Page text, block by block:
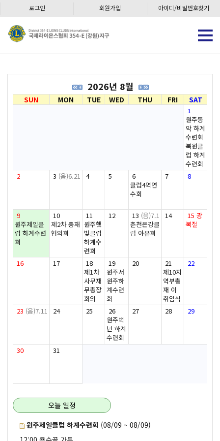
로그인 회원가입 아이디/비밀번호찾기
2026년 8월
SUN MON TUE WED THU FRI SAT
1
원주동
악 하계
수련회
북원클
럽 하계
수련회
2
3 (음)6.21 4 5
6
클럽4역연
수회
7 8
9
원주제일클
럽 하계수련
회
10
제2차 총재
협의회
11
원주햇
빛클럽
하계수
련회
12 13 (음)7.1
춘천은강클
럽 야유회
14 15 광
복절
16 17
18
제1차
사무재
무총장
회의
19
원주서
원주하
계수련
회
20
21
제10지
역부총
재 이
취임식
22
23 (음)7.11 24 25
26
원주백
년 하계
수련회
27 28 29
30 31
오늘 일정
원주제일클럽 하계수련회 (08/09 ~ 08/09)